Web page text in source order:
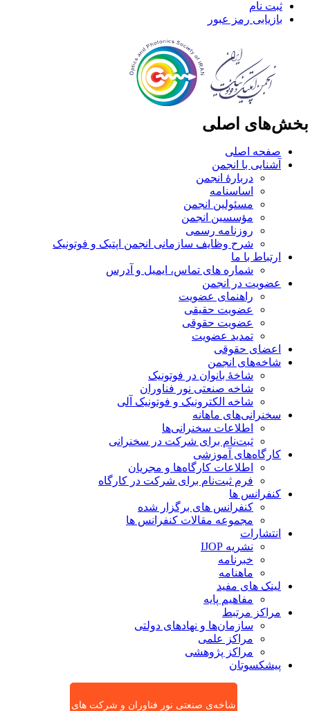
ثبت نام
بازیابی رمز عبور
اصلی
صفحه اصلی
آشنایی با انجمن
دربارۀ انجمن
اساسنامه
مسئولین انجمن
مؤسسین انجمن
روزنامه رسمی
شرح وظایف سازمانی انجمن اپتیک و فوتونیک
ارتباط با ما
شماره های تماس، ایمیل و آدرس
عضویت در انجمن
راهنمای عضویت
عضویت حقیقی
عضویت حقوقی
تمدید عضویت
اعضای حقوقی
شاخه‌های انجمن
شاخۀ بانوان در فوتونیک
شاخه صنعتی نور فناوران
شاخه‌ الکترونیک و فوتونیک آلی
سخنرانی‌های ماهانه
اطلاعات سخنرانی‌‌ها
ثبت‌نام برای شرکت در سخنرانی
کارگاه‌های آموزشی
اطلاعات کارگاه‌ها و مجریان
فرم ثبت‌نام برای شرکت در کارگاه
کنفرانس ها
کنفرانس های برگزار شده
مجموعه مقالات کنفرانس ها
انتشارات
نشریه IJOP
خبرنامه
ماهنامه
لینک های مفید
مفاهیم پایه
مراکز مرتبط
سازمان‌ها و نهادهای دولتی
مراکز علمی
مراکز پژوهشی
پیشکسوتان
شاخه‌ی صنعتی نور فناوران و شرکت های